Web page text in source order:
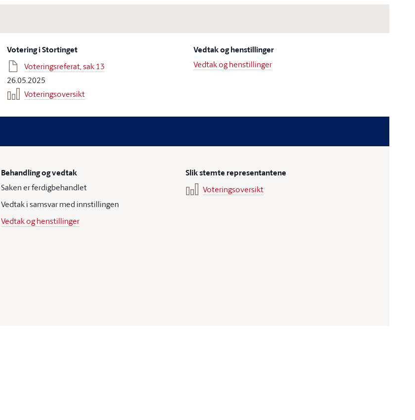
Votering i Stortinget
Voteringsreferat, sak 13
26.05.2025
Voteringsoversikt
Vedtak og henstillinger
Vedtak og henstillinger
Behandling og vedtak
Saken er ferdigbehandlet
Vedtak i samsvar med innstillingen
Vedtak og henstillinger
Slik stemte representantene
Voteringsoversikt